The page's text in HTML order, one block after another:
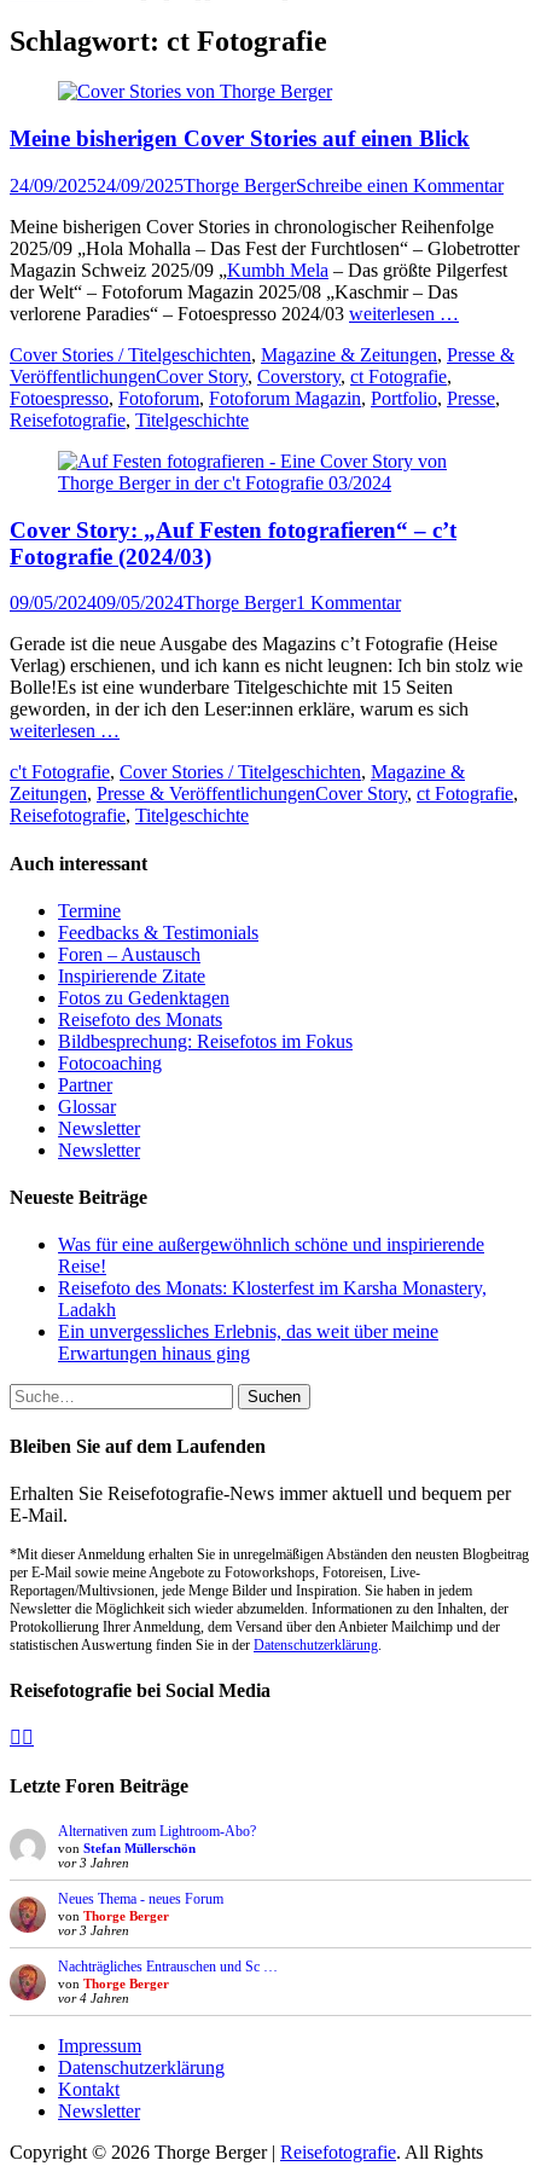
Schlagwort: ct Fotografie
Meine bisherigen Cover Stories auf einen Blick
Veröffentlicht
24/09/202524/09/2025Author
Thorge BergerSchreibe einen Kommentar
Meine bisherigen Cover Stories in chronologischer Reihenfolge
2025/09 „Hola Mohalla – Das Fest der Furchtlosen“ – Globetrotter
Magazin Schweiz 2025/09 „Kumbh Mela – Das größte Pilgerfest
der Welt“ – Fotoforum Magazin 2025/08 „Kaschmir – Das
verlorene Paradies“ – Fotoespresso 2024/03 weiterlesen …
Kategorien
Cover Stories / Titelgeschichten, Magazine & Zeitungen, Presse &
VeröffentlichungenTags
Cover Story, Coverstory, ct Fotografie,
Fotoespresso, Fotoforum, Fotoforum Magazin, Portfolio, Presse,
Reisefotografie, Titelgeschichte
Cover Story: „Auf Festen fotografieren“ – c’t
Fotografie (2024/03)
Veröffentlicht
09/05/202409/05/2024Author
Thorge Berger1 Kommentar
Gerade ist die neue Ausgabe des Magazins c’t Fotografie (Heise
Verlag) erschienen, und ich kann es nicht leugnen: Ich bin stolz wie
Bolle!Es ist eine wunderbare Titelgeschichte mit 15 Seiten
geworden, in der ich den Leser:innen erkläre, warum es sich
weiterlesen …
Kategorien
c't Fotografie, Cover Stories / Titelgeschichten, Magazine &
Zeitungen, Presse & VeröffentlichungenTags
Cover Story, ct Fotografie,
Reisefotografie, Titelgeschichte
Auch interessant
Termine
Feedbacks & Testimonials
Foren – Austausch
Inspirierende Zitate
Fotos zu Gedenktagen
Reisefoto des Monats
Bildbesprechung: Reisefotos im Fokus
Fotocoaching
Partner
Glossar
Newsletter
Newsletter
Neueste Beiträge
Was für eine außergewöhnlich schöne und inspirierende
Reise!
Reisefoto des Monats: Klosterfest im Karsha Monastery,
Ladakh
Ein unvergessliches Erlebnis, das weit über meine
Erwartungen hinaus ging
Suche
nach:
Bleiben Sie auf dem Laufenden
Erhalten Sie Reisefotografie-News immer aktuell und bequem per
E-Mail.
*Mit dieser Anmeldung erhalten Sie in unregelmäßigen Abständen den neusten Blogbeitrag
per E-Mail sowie meine Angebote zu Fotoworkshops, Fotoreisen, Live-
Reportagen/Multivsionen, jede Menge Bilder und Inspiration. Sie haben in jedem
Newsletter die Möglichkeit sich wieder abzumelden. Informationen zu den Inhalten, der
Protokollierung Ihrer Anmeldung, dem Versand über den Anbieter Mailchimp und der
statistischen Auswertung finden Sie in der Datenschutzerklärung.
Reisefotografie bei Social Media
Facebook
Letzte Foren Beiträge
Alternativen zum Lightroom-Abo?
von Stefan Müllerschön
vor 3 Jahren
Neues Thema - neues Forum
von Thorge Berger
vor 3 Jahren
Nachträgliches Entrauschen und Sc …
von Thorge Berger
vor 4 Jahren
Impressum
Datenschutzerklärung
Kontakt
Newsletter
Copyright © 2026 Thorge Berger | Reisefotografie. All Rights